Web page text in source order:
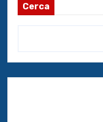
Cerca